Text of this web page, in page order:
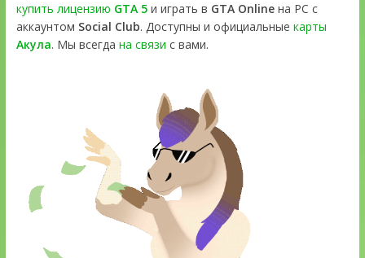
купить лицензию GTA 5и играть в GTA Onlineна PC с
аккаунтом Social Club. Доступны и официальные карты
Акула. Мы всегда на связи с вами.